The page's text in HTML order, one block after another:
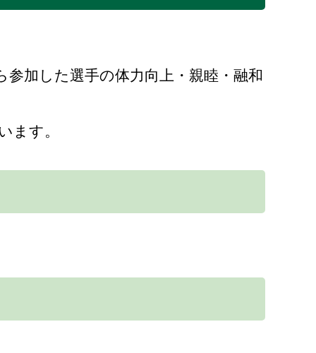
加した選手の体力向上・親睦・融和
ます。